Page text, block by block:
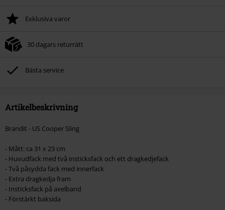
Exklusiva varor
30 dagars returrätt
Bästa service
Artikelbeskrivning
Brandit - US Cooper Sling
- Mått: ca 31 x 23 cm
- Huvudfack med två insticksfack och ett dragkedjefack
- Två påsydda fack med innerfack
- Extra dragkedja fram
- Insticksfack på axelband
- Förstärkt baksida